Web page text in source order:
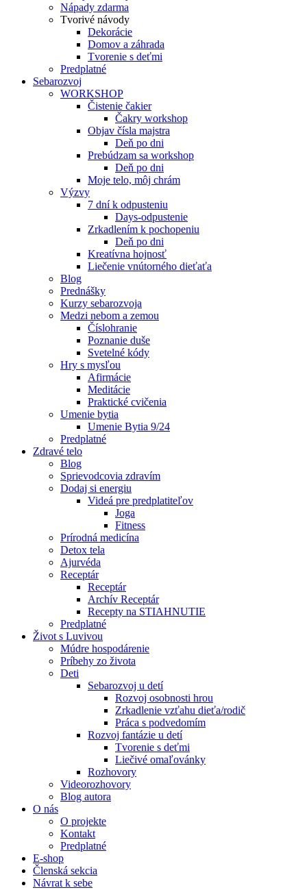
Nápady zdarma
Tvorivé návody
Dekorácie
Domov a záhrada
Tvorenie s deťmi
Predplatné
Sebarozvoj
WORKSHOP
Čistenie čakier
Čakry workshop
Objav čísla majstra
Deň po dni
Prebúdzam sa workshop
Deň po dni
Moje telo, môj chrám
Výzvy
7 dní k odpusteniu
Days-odpustenie
Zrkadlením k pochopeniu
Deň po dni
Kreatívna hojnosť
Liečenie vnútorného dieťaťa
Blog
Prednášky
Kurzy sebarozvoja
Medzi nebom a zemou
Číslohranie
Poznanie duše
Svetelné kódy
Hry s mysľou
Afirmácie
Meditácie
Praktické cvičenia
Umenie bytia
Umenie Bytia 9/24
Predplatné
Zdravé telo
Blog
Sprievodcovia zdravím
Dodaj si energiu
Videá pre predplatiteľov
Joga
Fitness
Prírodná medicína
Detox tela
Ajurvéda
Receptár
Receptár
Archív Receptár
Recepty na STIAHNUTIE
Predplatné
Život s Luvivou
Múdre hospodárenie
Príbehy zo života
Deti
Sebarozvoj u detí
Rozvoj osobnosti hrou
Zrkadlenie vzťahu dieťa/rodič
Práca s podvedomím
Rozvoj fantázie u detí
Tvorenie s deťmi
Liečivé omaľovánky
Rozhovory
Videorozhovory
Blog autora
O nás
O projekte
Kontakt
Predplatné
E-shop
Členská sekcia
Návrat k sebe